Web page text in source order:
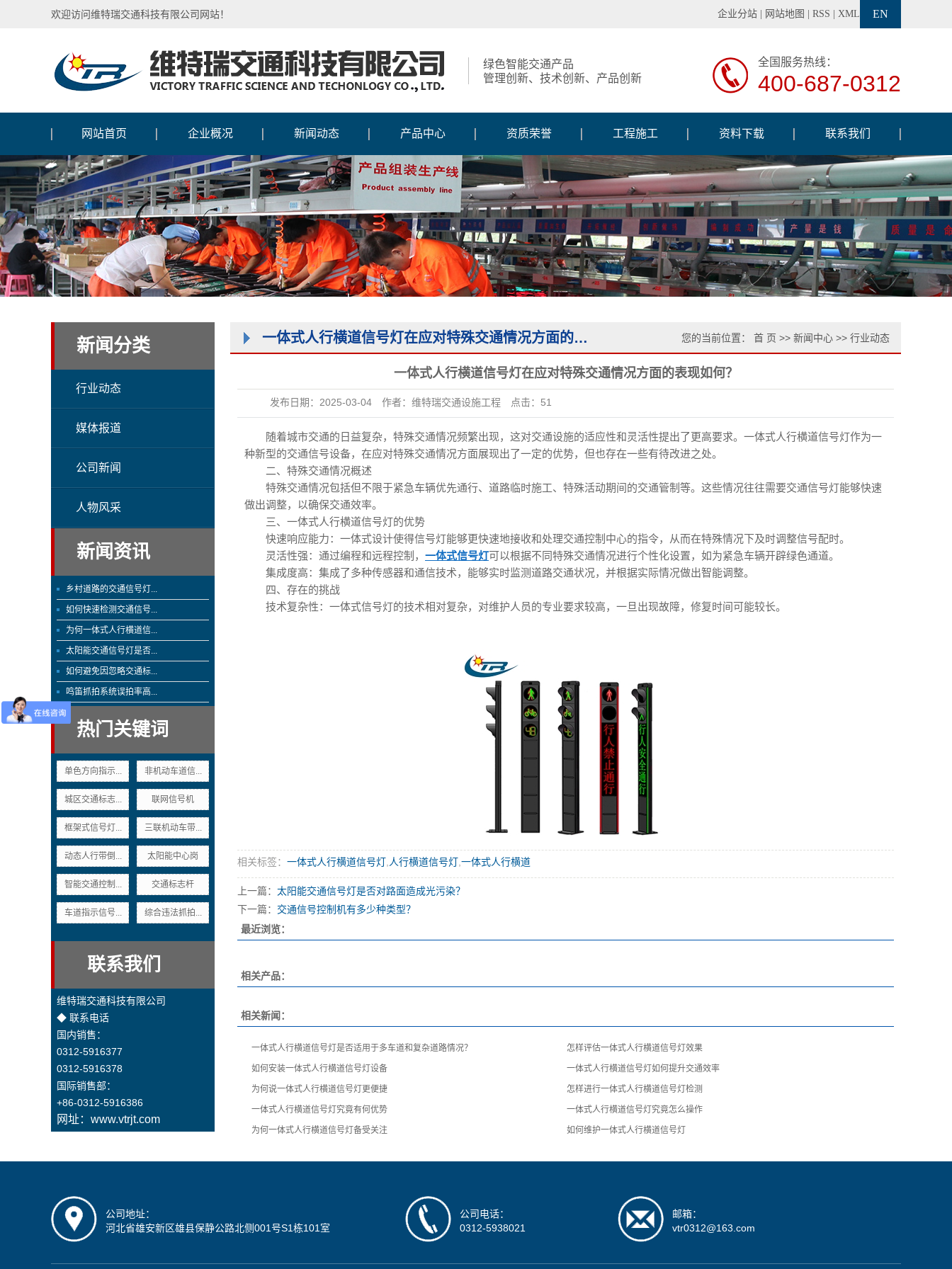
欢迎访问维特瑞交通科技有限公司网站！ EN
企业分站 网站地图 RSS XML
绿色智能交通产品
管理创新、技术创新、产品创新
全国服务热线：
400-687-0312
网站首页 企业概况
公司介绍
企业文化
企业图腾
国际合作
加入我们
新闻动态
行业动态
媒体报道
公司新闻
人物风采
产品中心
智慧交通系列
交通信号控制机系列
交通信号灯系列
定制人行灯系列
交通标志系列
交通信号灯杆系列
其他产品
资质荣誉
获得荣誉
资质证书
知识产权
工程施工
工程案例
施工设备
施工现场
生产检测设备
资料下载
调试软件
交通信号灯说明书
交通信号机说明书
巡闪标志牌说明书
联系我们
新闻分类
行业动态
媒体报道
公司新闻
人物风采
新闻资讯
乡村道路的交通信号灯...
如何快速检测交通信号...
为何一体式人行横道信...
太阳能交通信号灯是否...
如何避免因忽略交通标...
鸣笛抓拍系统误拍率高...
热门关键词
单色方向指示... 非机动车道信...
城区交通标志... 联网信号机
框架式信号灯... 三联机动车带...
动态人行带倒... 太阳能中心岗
智能交通控制... 交通标志杆
车道指示信号... 综合违法抓拍...
联系我们
维特瑞交通科技有限公司
◆ 联系电话
国内销售：
0312-5916377
0312-5916378
国际销售部：
+86-0312-5916386
网址：www.vtrjt.com
一体式人行横道信号灯在应对特殊交通情况方面的表现如何？ 您的当前位置： 首 页 >> 新闻中心 >> 行业动态
一体式人行横道信号灯在应对特殊交通情况方面的表现如何？
发布日期： 2025-03-04 作者： 维特瑞交通设施工程 点击： 51
随着城市交通的日益复杂，特殊交通情况频繁出现，这对交通设施的适应性和灵活性提出了更高要求。 一体式人行横道信号灯作为一
种新型的交通信号设备，在应对特殊交通情况方面展现出了一定的优势，但也存在一些有待改进之处。
二、特殊交通情况概述
特殊交通情况包括但不限于紧急车辆优先通行、道路临时施工、特殊活动期间的交通管制等。这些情况往往需要交通信号灯能够快速
做出调整，以确保交通效率。
三、一体式人行横道信号灯的优势
快速响应能力：一体式设计使得信号灯能够更快速地接收和处理交通控制中心的指令，从而在特殊情况下及时调整信号配时。
灵活性强：通过编程和远程控制， 一体式信号灯可以根据不同特殊交通情况进行个性化设置，如为紧急车辆开辟绿色通道。
集成度高：集成了多种传感器和通信技术，能够实时监测道路交通状况，并根据实际情况做出智能调整。
四、存在的挑战
技术复杂性：一体式信号灯的技术相对复杂，对维护人员的专业要求较高，一旦出现故障，修复时间可能较长。
相关标签： 一体式人行横道信号灯 人行横道信号灯 一体式人行横道
上一篇： 太阳能交通信号灯是否对路面造成光污染？
下一篇： 交通信号控制机有多少种类型？
最近浏览：
相关产品：
相关新闻：
一体式人行横道信号灯是否适用于多车道和复杂道路情况？ 怎样评估一体式人行横道信号灯效果
如何安装一体式人行横道信号灯设备 一体式人行横道信号灯如何提升交通效率
为何说一体式人行横道信号灯更便捷 怎样进行一体式人行横道信号灯检测
一体式人行横道信号灯究竟有何优势 一体式人行横道信号灯究竟怎么操作
为何一体式人行横道信号灯备受关注 如何维护一体式人行横道信号灯
公司地址：
河北省雄安新区雄县保静公路北侧001号S1栋101室
公司电话：
0312-5938021
邮箱：
vtr0312@163.com